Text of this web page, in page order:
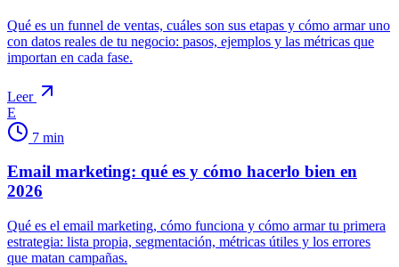
Qué es un funnel de ventas, cuáles son sus etapas y cómo armar uno
con datos reales de tu negocio: pasos, ejemplos y las métricas que
importan en cada fase.
Leer
E
7 min
Email marketing: qué es y cómo hacerlo bien en
2026
Qué es el email marketing, cómo funciona y cómo armar tu primera
estrategia: lista propia, segmentación, métricas útiles y los errores
que matan campañas.